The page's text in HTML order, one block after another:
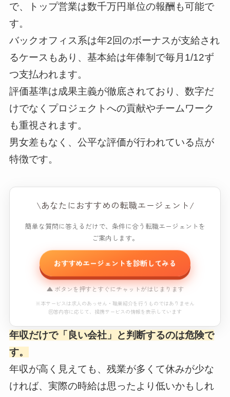
で、トップ営業は数千万円単位の報酬も可能で
す。
バックオフィス系は年2回のボーナスが支給され
るケースもあり、基本給は年俸制で毎月1/12ず
つ支払われます。
評価基準は成果主義が徹底されており、数字だ
けでなくプロジェクトへの貢献やチームワーク
も重視されます。
男女差もなく、公平な評価が行われている点が
特徴です。
\あなたにおすすめの転職エージェント/
簡単な質問に答えるだけで、条件に合う転職エージェントを
ご案内します。
おすすめエージェントを診断してみる
▲ ボタンを押すとすぐにチャットがはじまります
※本サービスは求人のあっせん・職業紹介を行うものではありません
回答内容に応じて、提携サービスの情報を表示しています
おすすめエージェント診断
読み込み中...
年収だけで「良い会社」と判断するのは危険で
す。
年収が高く見えても、残業が多くて休みが少な
ければ、実際の時給は思ったより低いかもしれ